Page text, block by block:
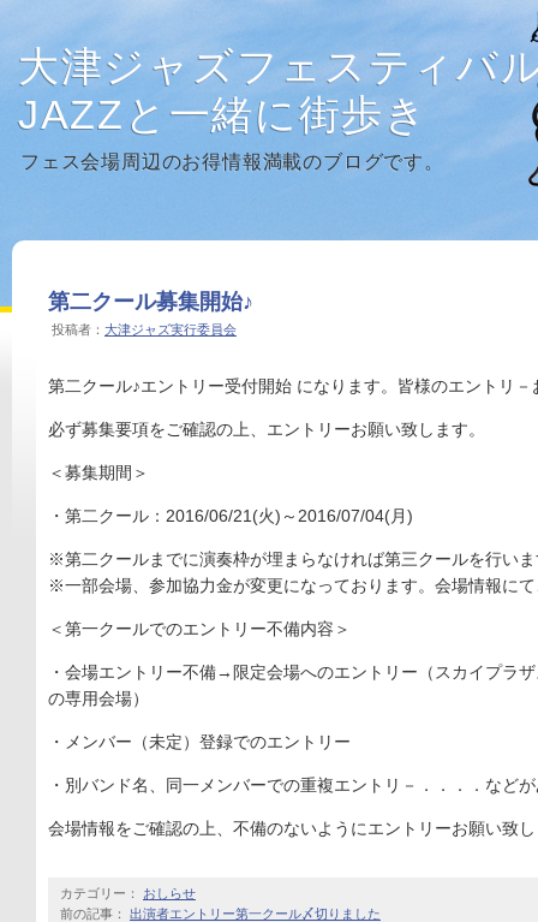
大津ジャズフェスティバ
JAZZと一緒に街歩き
フェス会場周辺のお得情報満載のブログです。
第二クール募集開始♪
投稿者： 大津ジャズ実行委員会
第二クール♪エントリー受付開始 になります。皆様のエントリ
必ず募集要項をご確認の上、エントリーお願い致します。
＜募集期間＞
・第二クール：2016/06/21(火)～2016/07/04(月)
※第二クールまでに演奏枠が埋まらなければ第三クールを行い
※一部会場、参加協力金が変更になっております。会場情報に
＜第一クールでのエントリー不備内容＞
・会場エントリー不備→限定会場へのエントリー（スカイプラ
の専用会場）
・メンバー（未定）登録でのエントリー
・別バンド名、同一メンバーでの重複エントリ－．．．．など
会場情報をご確認の上、不備のないようにエントリーお願い致
カテゴリー： おしらせ
前の記事： 出演者エントリー第一クール〆切りました